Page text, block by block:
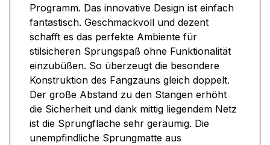
Programm. Das innovative Design ist einfach
fantastisch. Geschmackvoll und dezent
schafft es das perfekte Ambiente für
stilsicheren Sprungspaß ohne Funktionalität
einzubüßen. So überzeugt die besondere
Konstruktion des Fangzauns gleich doppelt.
Der große Abstand zu den Stangen erhöht
die Sicherheit und dank mittig liegendem Netz
ist die Sprungfläche sehr geräumig. Die
unempfindliche Sprungmatte aus